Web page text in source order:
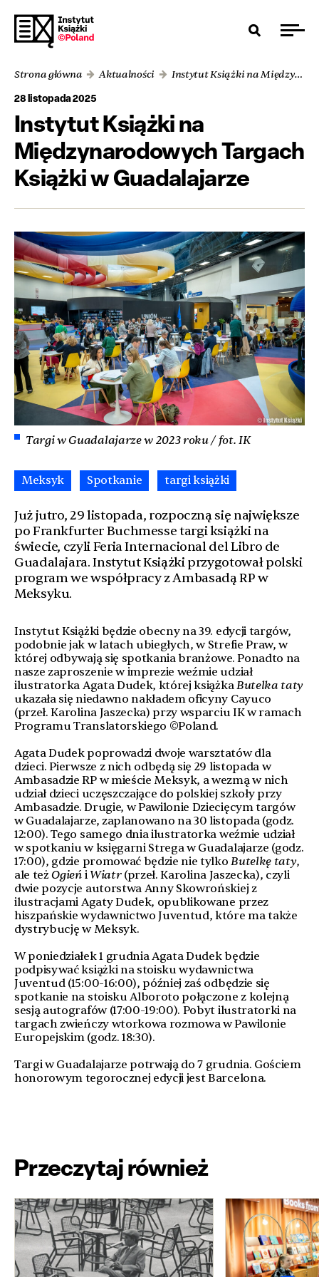
Strona główna Aktualności Instytut Książki na Międzynarodowych Targach Książki w Guadalajarze
28 listopada 2025
Instytut Książki na
Międzynarodowych Targach
Książki w Guadalajarze
Targi w Guadalajarze w 2023 roku / fot. IK
Meksyk Spotkanie targi książki
Już jutro, 29 listopada, rozpoczną się największe
po Frankfurter Buchmesse targi książki na
świecie, czyli Feria Internacional del Libro de
Guadalajara. Instytut Książki przygotował polski
program we współpracy z Ambasadą RP w
Meksyku.
Instytut Książki będzie obecny na 39. edycji targów,
podobnie jak w latach ubiegłych, w Strefie Praw, w
której odbywają się spotkania branżowe. Ponadto na
nasze zaproszenie w imprezie weźmie udział
ilustratorka Agata Dudek, której książkaButelka taty
ukazała się niedawno nakładem oficyny Cayuco
(przeł. Karolina Jaszecka) przy wsparciu IK w ramach
Programu Translatorskiego ©Poland.
Agata Dudek poprowadzi dwoje warsztatów dla
dzieci. Pierwsze z nich odbędą się 29 listopada w
Ambasadzie RP w mieście Meksyk, a wezmą w nich
udział dzieci uczęszczające do polskiej szkoły przy
Ambasadzie. Drugie, w Pawilonie Dziecięcym targów
w Guadalajarze, zaplanowano na 30 listopada (godz.
12:00). Tego samego dnia ilustratorka weźmie udział
w spotkaniu w księgarni Strega w Guadalajarze (godz.
17:00), gdzie promować będzie nie tylkoButelkę taty,
ale teżOgieńi Wiatr (przeł. Karolina Jaszecka), czyli
dwie pozycje autorstwa Anny Skowrońskiej z
ilustracjami Agaty Dudek, opublikowane przez
hiszpańskie wydawnictwo Juventud, które ma także
dystrybucję w Meksyk.
W poniedziałek 1 grudnia Agata Dudek będzie
podpisywać książki na stoisku wydawnictwa
Juventud (15:00-16:00), później zaś odbędzie się
spotkanie na stoisku Alboroto połączone z kolejną
sesją autografów (17:00-19:00). Pobyt ilustratorki na
targach zwieńczy wtorkowa rozmowa w Pawilonie
Europejskim (godz. 18:30).
Targi w Guadalajarze potrwają do 7 grudnia. Gościem
honorowym tegorocznej edycji jest Barcelona.
Przeczytaj również